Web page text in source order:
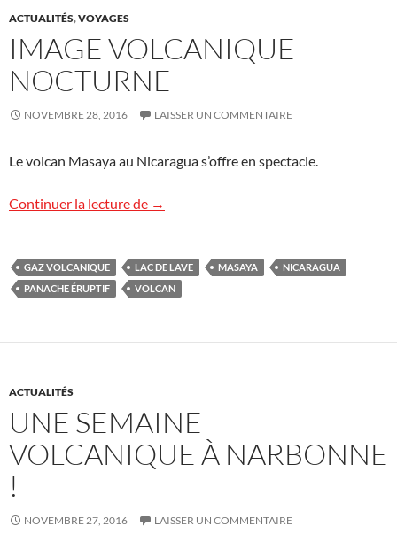
ACTUALITÉS,VOYAGES
IMAGE VOLCANIQUE
NOCTURNE
NOVEMBRE 28, 2016 LAISSER UN COMMENTAIRE
Le volcan Masaya au Nicaragua s’offre en spectacle.
Continuer la lecture de Image volcanique nocturne
→
GAZ VOLCANIQUE LAC DE LAVE MASAYA
NICARAGUA
PANACHE ÉRUPTIF
VOLCAN
ACTUALITÉS
UNE SEMAINE
VOLCANIQUE À NARBONNE
!
NOVEMBRE 27, 2016 LAISSER UN COMMENTAIRE